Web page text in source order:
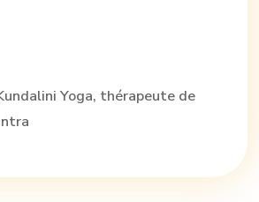
Yoga, thérapeute de